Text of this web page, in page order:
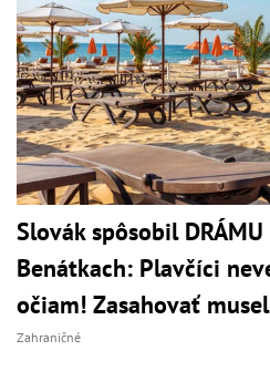
Slovák spôsobil
Benátkach: Plavčíci
očiam! Zasahovať
Zahraničné